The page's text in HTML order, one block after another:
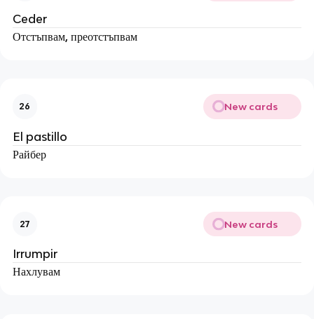
Ceder
Отстъпвам, преотстъпвам
26 New cards
El pastillo
Райбер
27 New cards
Irrumpir
Нахлувам